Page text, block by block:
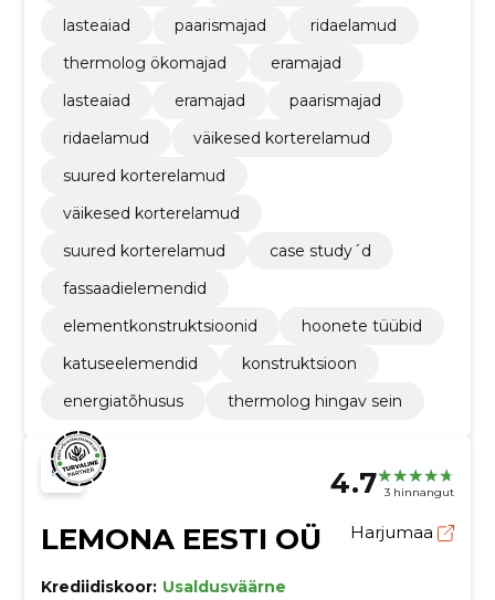
lasteaiad
paarismajad
ridaelamud
thermolog ökomajad
eramajad
lasteaiad
eramajad
paarismajad
ridaelamud
väikesed korterelamud
suured korterelamud
väikesed korterelamud
suured korterelamud
case study´d
fassaadielemendid
elementkonstruktsioonid
hoonete tüübid
katuseelemendid
konstruktsioon
energiatõhusus
thermolog hingav sein
4.7 3 hinnangut
LEMONA EESTI OÜ Harjumaa
Krediidiskoor: Usaldusväärne